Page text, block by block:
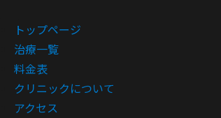
トップページ
治療一覧
料金表
クリニックについて
アクセス